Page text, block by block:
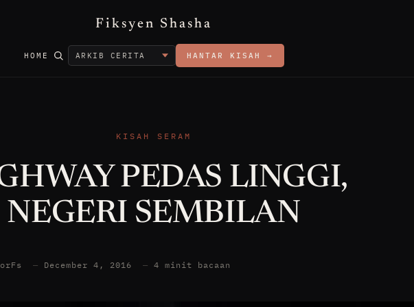
Fiksyen Shasha
HOME HANTAR KISAH →
KISAH SERAM
PEDAS LINGGI,
NEGERI SEMBILAN
— December 4, 2016 — 4 minit bacaan